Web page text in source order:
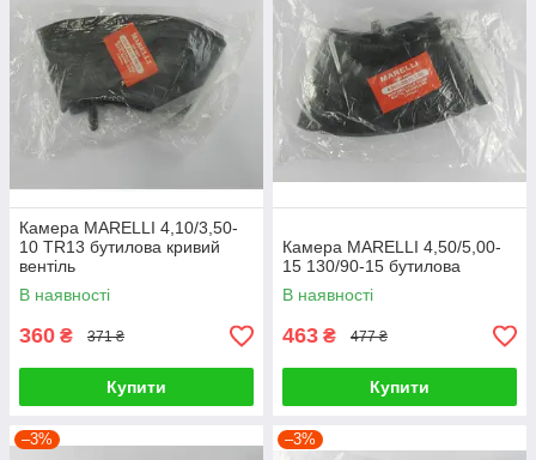
Камера MARELLI 4,10/3,50-
10 TR13 бутилова кривий
вентіль
В наявності
360 ₴ 371 ₴
Купити
Камера MARELLI 4,50/5,00-
15 130/90-15 бутилова
В наявності
463 ₴ 477 ₴
Купити
–3% –3%